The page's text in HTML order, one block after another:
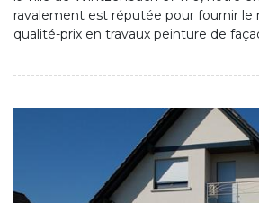
ravalement est réputée pour fournir le
qualité-prix en travaux peinture de